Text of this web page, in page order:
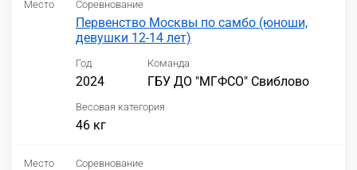
Место Соревнование
Первенство Москвы по самбо (юноши,
девушки 12-14 лет)
Год
2024
Команда
ГБУ ДО "МГФСО" Свиблово
Весовая категория
46 кг
Место Соревнование